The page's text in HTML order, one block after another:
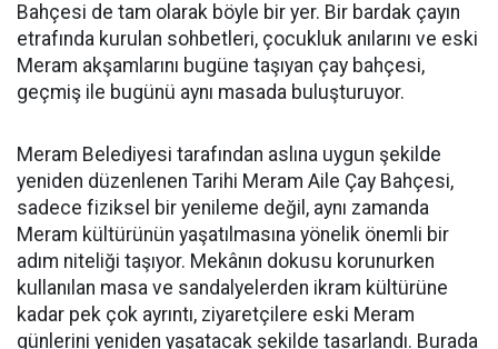
Bahçesi de tam olarak böyle bir yer. Bir bardak çayın
etrafında kurulan sohbetleri, çocukluk anılarını ve eski
Meram akşamlarını bugüne taşıyan çay bahçesi,
geçmiş ile bugünü aynı masada buluşturuyor.
Meram Belediyesi tarafından aslına uygun şekilde
yeniden düzenlenen Tarihi Meram Aile Çay Bahçesi,
sadece fiziksel bir yenileme değil, aynı zamanda
Meram kültürünün yaşatılmasına yönelik önemli bir
adım niteliği taşıyor. Mekânın dokusu korunurken
kullanılan masa ve sandalyelerden ikram kültürüne
kadar pek çok ayrıntı, ziyaretçilere eski Meram
günlerini yeniden yaşatacak şekilde tasarlandı. Burada